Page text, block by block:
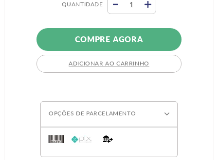
QUANTIDADE
COMPRE AGORA
ADICIONAR AO CARRINHO
OPÇÕES DE PARCELAMENTO